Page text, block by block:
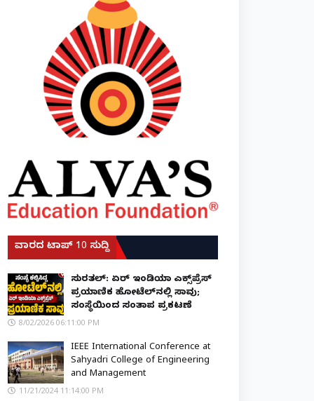
ವಾರದ ಟಾಪ್ 10 ಸುದ್ದಿ
ಸುರತ್ಕಲ್: ಏರ್ ಇಂಡಿಯಾ ಎಕ್ಸ್‌ಪ್ರೆಸ್
ಪ್ರಯಾಣಿಕ ಹೋಟೆಲ್‌ನಲ್ಲಿ ಸಾವು;
ಸಂಸ್ಥೆಯಿಂದ ಸಂತಾಪ ಪ್ರಕಟಣೆ
8/02/2026 06:11:00 PM
IEEE International Conference at
Sahyadri College of Engineering
and Management
11/21/2024 11:14:00 PM